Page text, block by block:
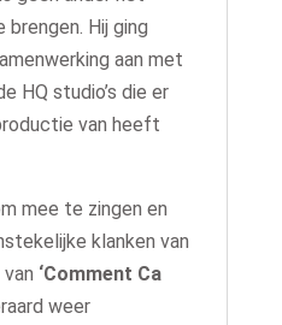
Hij ging
aan met
HQ studio’s die er
van heeft
mee te zingen en
klanken van
van ‘Comment Ca
weer